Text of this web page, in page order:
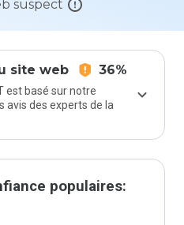
suspect
site web 36%
est basé sur notre
avis des experts de la
populaires: